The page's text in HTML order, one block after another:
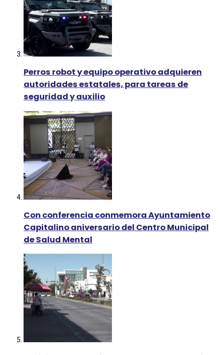
Perros robot y equipo operativo adquieren
autoridades estatales, para tareas de
seguridad y auxilio
Con conferencia conmemora Ayuntamiento
Capitalino aniversario del Centro Municipal
de Salud Mental